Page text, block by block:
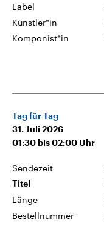
Label
Künstler*in
Komponist*in
Tag für Tag
31. Juli 2026
01:30 bis 02:00 Uhr
Sendezeit
Titel
Länge
Bestellnummer